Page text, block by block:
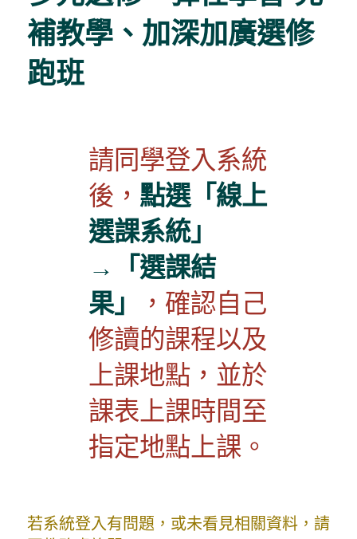
補教學、加深加廣選修
跑班
請同學登入系統
後， 點選「線上
選課系統」
→「選課結
果」
，確認自己
修讀的課程以及
上課地點，並於
課表上課時間至
指定地點上課。
若系統登入有問題，或未看見相關資料，請